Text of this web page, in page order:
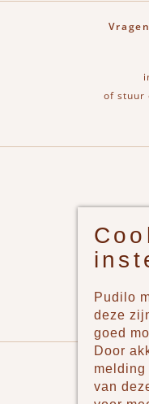
of stuur
Pudilo
deze
goed
Door
van